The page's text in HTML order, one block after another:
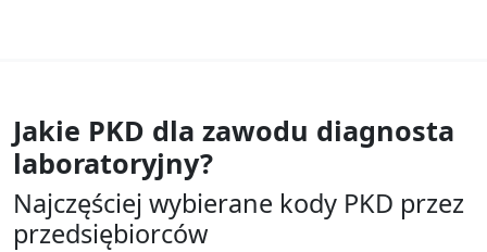
Jakie PKD dla zawodu diagnosta
laboratoryjny?
Najczęściej wybierane kody PKD przez
przedsiębiorców